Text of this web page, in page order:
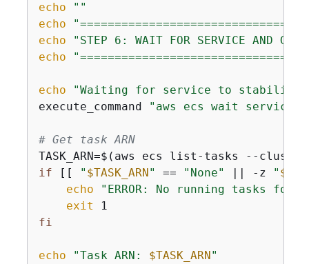
echo
""
echo
echo
"STEP 6: WAIT FOR SERVICE AND
echo
echo
"Waiting for service to stabilize
execute_command
"aws ecs wait
# Get task ARN
TASK_ARN=$(aws ecs list-tasks --
if [[ " $TASK_ARN" == "None" || -z "
echo
"ERROR: No running tasks
exit
fi
echo "Task ARN: $TASK_ARN"